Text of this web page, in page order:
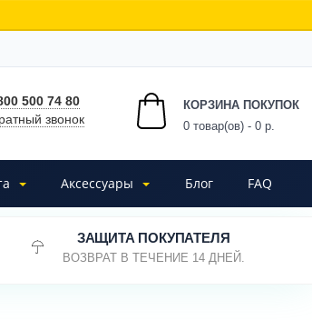
500 74 80
звонок
КОРЗИНА ПОКУПОК
0 товар(ов) - 0 р.
Аксессуары Блог FAQ
ЗАЩИТА ПОКУПАТЕЛЯ
ВОЗВРАТ В ТЕЧЕНИЕ 14 ДНЕЙ.